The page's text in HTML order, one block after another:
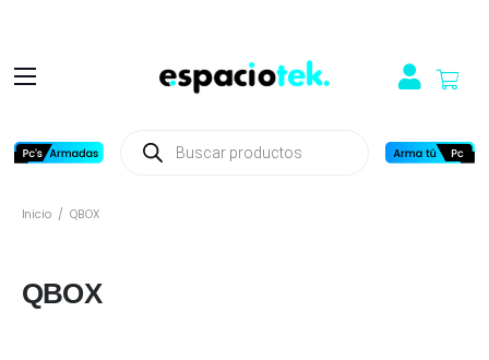
productos
Inicio / QBOX
QBOX